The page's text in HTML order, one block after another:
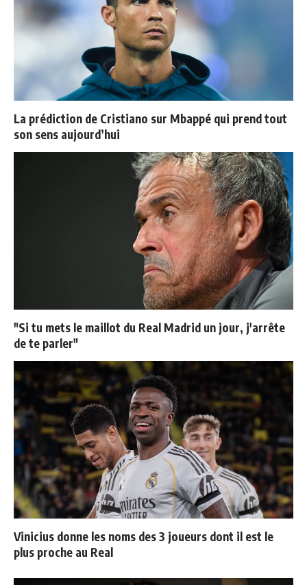
La prédiction de Cristiano sur Mbappé qui prend tout
son sens aujourd’hui
"Si tu mets le maillot du Real Madrid un jour, j'arrête
de te parler"
Vinicius donne les noms des 3 joueurs dont il est le
plus proche au Real